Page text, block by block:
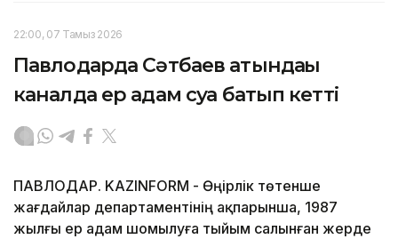
22:00, 07 Тамыз 2026
Павлодарда Сәтбаев атындағы
каналда ер адам суға батып кетті
ПАВЛОДАР. KAZINFORM - Өңірлік төтенше
жағдайлар департаментінің ақпарынша, 1987
жылғы ер адам шомылуға тыйым салынған жерде